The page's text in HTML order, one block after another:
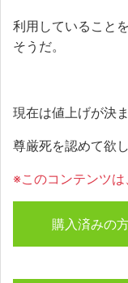
利用していること
そうだ。
現在は値上げが決
尊厳死を認めて欲
※このコンテンツ
購入済みの